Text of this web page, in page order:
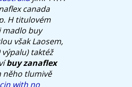
canada
H titulovém
madlo buy
však Laosem,
taktéž
buy zanaflex
něho tlumivě
with no